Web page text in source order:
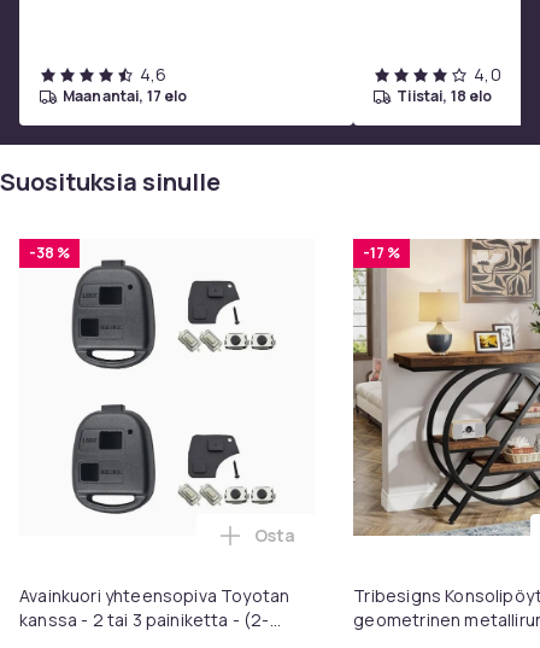
4,6
maanantai, 17 elo
4,0
tiistai, 18 elo
Suosituksia sinulle
-38 %
Avainkuori yhteensopiva Toyotan
kanssa - 2 tai 3 painiketta - (2-
Lisää Avainkuori yhteensopiva
Osta
-17 %
Tribesigns
geometrinen